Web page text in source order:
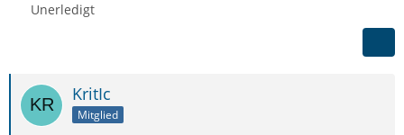
Unerledigt
KritIc
Mitglied